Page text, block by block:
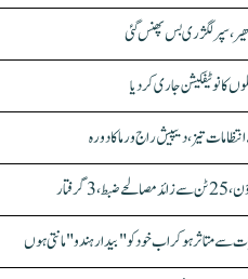
سپر لگژری بس پھنس گئی
تیز، دیپیش راج ورما کا دورہ
سے متاثر ہو کر اب خود کو "بیدار ہندو" مانتی ہوں